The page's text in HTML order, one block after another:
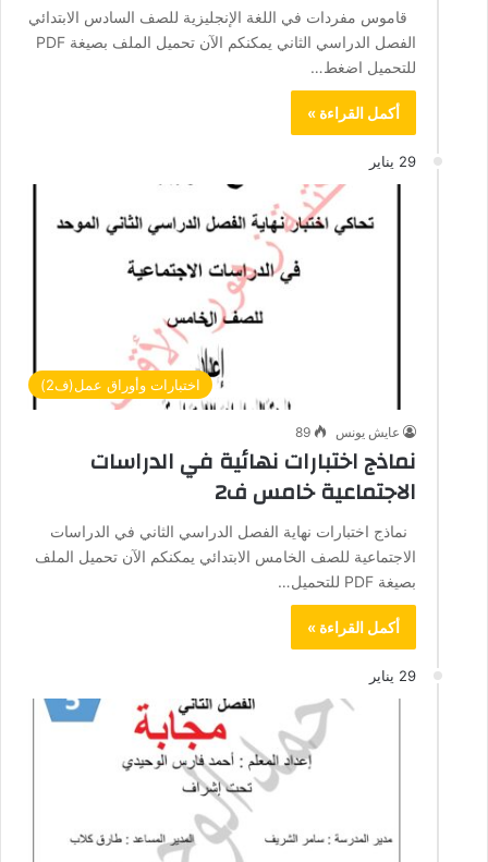
قاموس مفردات في اللغة الإنجليزية للصف السادس الابتدائي
الفصل الدراسي الثاني يمكنكم الآن تحميل الملف بصيغة PDF
للتحميل اضغط…
أكمل القراءة »
29 يناير
اختبارات وأوراق عمل(ف2)
عايش يونس 89
نماذج اختبارات نهائية في الدراسات
الاجتماعية خامس ف2
نماذج اختبارات نهاية الفصل الدراسي الثاني في الدراسات
الاجتماعية للصف الخامس الابتدائي يمكنكم الآن تحميل الملف
بصيغة PDF للتحميل…
أكمل القراءة »
29 يناير